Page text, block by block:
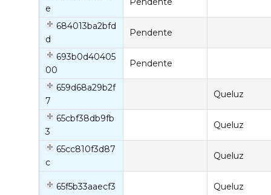
e
684013ba2bfd
d
Pendente
693b0d40405
00
Pendente
659d68a29b2f
7
Queluz
65cbf38db9fb
3
Queluz
65cc810f3d87
c
Queluz
65f5b33aaecf3 Queluz